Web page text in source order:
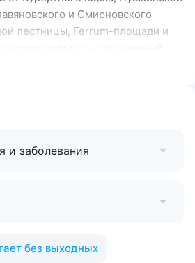
и Смирновского
лестницы, Ferrum-площади и
«Славяновская» и
128 номеров площадью 36–
Для удобства гостей
очень хвалят разнообразие
и фитобар.
и заболевания
без выходных